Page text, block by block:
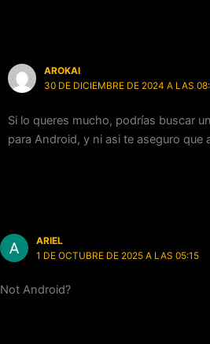
AROKAI
30 DE DICIEMBRE DE 2024 A LAS
Si lo queres mucho, podrías buscar
para Android, y ni asi te aseguro que
ARIEL
1 DE OCTUBRE DE 2025 A LAS 05:15
Not Android?